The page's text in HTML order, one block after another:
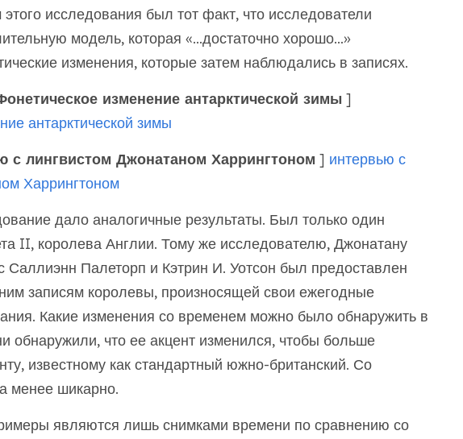
исследования был тот факт, что исследователи
модель, которая «…достаточно хорошо…»
изменения, которые затем наблюдались в записях.
изменение антарктической зимы ]
антарктической зимы
с лингвистом Джонатаном Харрингтоном ] интервью с
Харрингтоном
дало аналогичные результаты. Был только один
II, королева Англии. Тому же исследователю, Джонатану
Саллиэнн Палеторп и Кэтрин И. Уотсон был предоставлен
записям королевы, произносящей свои ежегодные
Какие изменения со временем можно было обнаружить в
обнаружили, что ее акцент изменился, чтобы больше
известному как стандартный южно-британский. Со
менее шикарно.
являются лишь снимками времени по сравнению со